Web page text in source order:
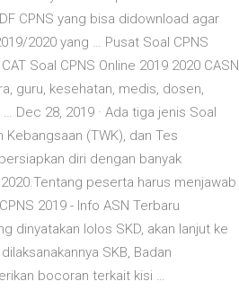
CPNS yang bisa didownload agar
2020 yang … Pusat Soal CPNS
Soal CPNS Online 2019 2020 CASN
guru, kesehatan, medis, dosen,
Dec 28, 2019 · Ada tiga jenis Soal
(TWK), dan Tes
diri dengan banyak
peserta harus menjawab
2019 - Info ASN Terbaru
dinyatakan lolos SKD, akan lanjut ke
SKB, Badan
bocoran terkait kisi …